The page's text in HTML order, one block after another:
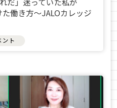
働き方〜JALOカレッジ
ト